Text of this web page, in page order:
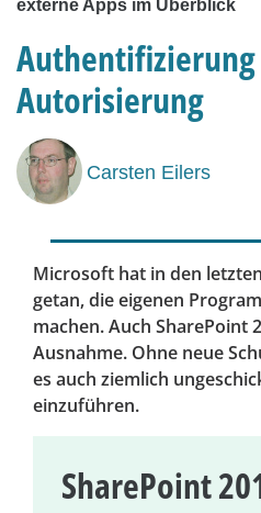
externe Apps im Überblick
Autorisierung
Carsten Eilers
Microsoft hat in den
getan, die eigenen
machen. Auch SharePoint
Ausnahme. Ohne neue
es auch ziemlich
einzuführen.
SharePoint